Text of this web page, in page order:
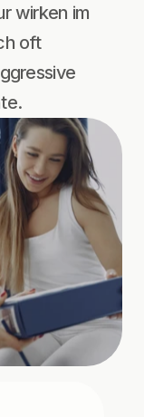
wirken im
oft